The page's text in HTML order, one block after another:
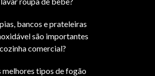
bancos e prateleiras
são importantes
comercial?
melhores tipos de fogão